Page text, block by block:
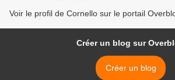
Voir le profil de Cornello sur le portail
Créer un blog sur
Créer un blog